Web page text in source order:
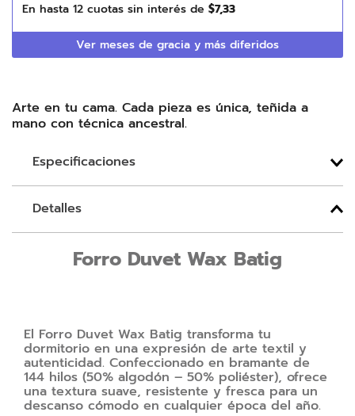
En hasta 12 cuotas sin interés de $7,33
Ver meses de gracia y más diferidos
Arte en tu cama. Cada pieza es única, teñida a
mano con técnica ancestral.
Especificaciones
Detalles
Forro Duvet Wax Batig
El Forro Duvet Wax Batig transforma tu
dormitorio en una expresión de arte textil y
autenticidad. Confeccionado en bramante de
144 hilos (50% algodón – 50% poliéster), ofrece
una textura suave, resistente y fresca para un
descanso cómodo en cualquier época del año.